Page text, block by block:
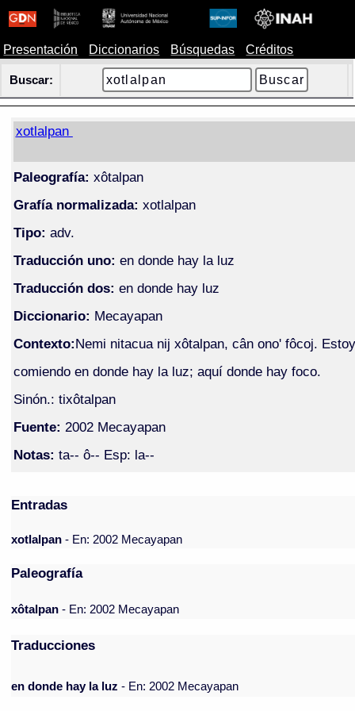
Presentación Diccionarios Búsquedas Créditos
Buscar:
xotlalpan
Paleografía: xôtalpan
Grafía normalizada: xotlalpan
Tipo: adv.
Traducción uno: en donde hay la luz
Traducción dos: en donde hay luz
Diccionario: Mecayapan
Contexto:Nemi nitacua nij xôtalpan, cân ono' fôcoj. Estoy
comiendo en donde hay la luz; aquí donde hay foco.
Sinón.: tixôtalpan
Fuente: 2002 Mecayapan
Notas: ta-- ô-- Esp: la--
Entradas
xotlalpan- En: 2002 Mecayapan
Paleografía
xôtalpan - En: 2002 Mecayapan
Traducciones
en donde hay la luz - En: 2002 Mecayapan